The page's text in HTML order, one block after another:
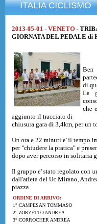
ITALIA CICLISMO
2013-05-01 - VENETO -
GIORNATA DEL PEDALE di
di
La
che
aggiunto il tracciato di
chiusura gara di 3,4km, per un
Un ora e 22 minuti e' il tempo
per "chiudere la pratica" e
dopo aver percorso in solitaria
Il gruppo e' stato regolato con
dall'atleta del Uc Mirano,
piazza.
ORDINE DI ARRIVO:
1° CAMPESAN TOMMASO
2° ZORZETTO ANDREA
3° CORROCHER ANDREA